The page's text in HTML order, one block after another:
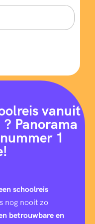
vanuit
Panorama
1
schoolreis
nog nooit zo
betrouwbare en